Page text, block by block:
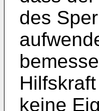
des
keine